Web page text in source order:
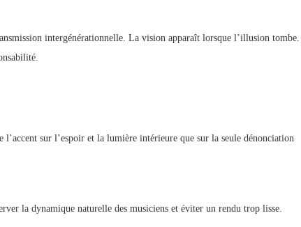
intergénérationnelle. La vision apparaît lorsque l’illusion tombe.
sur l’espoir et la lumière intérieure que sur la seule dénonciation
la dynamique naturelle des musiciens et éviter un rendu trop lisse.